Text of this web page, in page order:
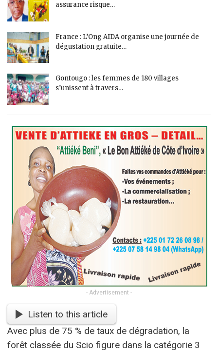
assurance risque…
France : L’Ong AIDA organise une journée de
dégustation gratuite…
Gontougo : les femmes de 180 villages
s’unissent à travers…
- Advertisement -
Listen to this article
Avec plus de 75 % de taux de dégradation, la
forêt classée du Scio figure dans la catégorie 3